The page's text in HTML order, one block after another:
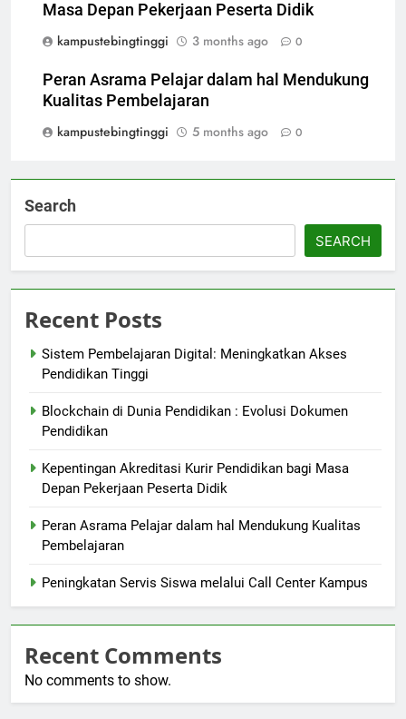
Masa Depan Pekerjaan Peserta Didik
kampustebingtinggi
3 months ago 0
Peran Asrama Pelajar dalam hal Mendukung
Kualitas Pembelajaran
kampustebingtinggi
5 months ago 0
Search
SEARCH
Recent Posts
Sistem Pembelajaran Digital: Meningkatkan Akses
Pendidikan Tinggi
Blockchain di Dunia Pendidikan : Evolusi Dokumen
Pendidikan
Kepentingan Akreditasi Kurir Pendidikan bagi Masa
Depan Pekerjaan Peserta Didik
Peran Asrama Pelajar dalam hal Mendukung Kualitas
Pembelajaran
Peningkatan Servis Siswa melalui Call Center Kampus
Recent Comments
No comments to show.